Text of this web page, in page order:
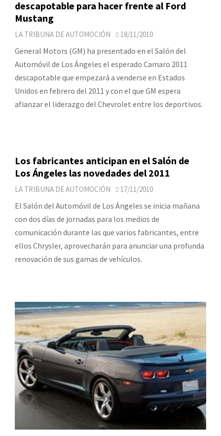
descapotable para hacer frente al Ford
Mustang
LA TRIBUNA DE AUTOMOCIÓN 18/11/2010
General Motors (GM) ha presentado en el Salón del
Automóvil de Los Ángeles el esperado Camaro 2011
descapotable que empezará a venderse en Estados
Unidos en febrero del 2011 y con el que GM espera
afianzar el liderazgo del Chevrolet entre los deportivos.
Los fabricantes anticipan en el Salón de
Los Ángeles las novedades del 2011
LA TRIBUNA DE AUTOMOCIÓN 17/11/2010
El Salón del Automóvil de Los Ángeles se inicia mañana
con dos días de jornadas para los medios de
comunicación durante las que varios fabricantes, entre
ellos Chrysler, aprovecharán para anunciar una profunda
renovación de sus gamas de vehículos.